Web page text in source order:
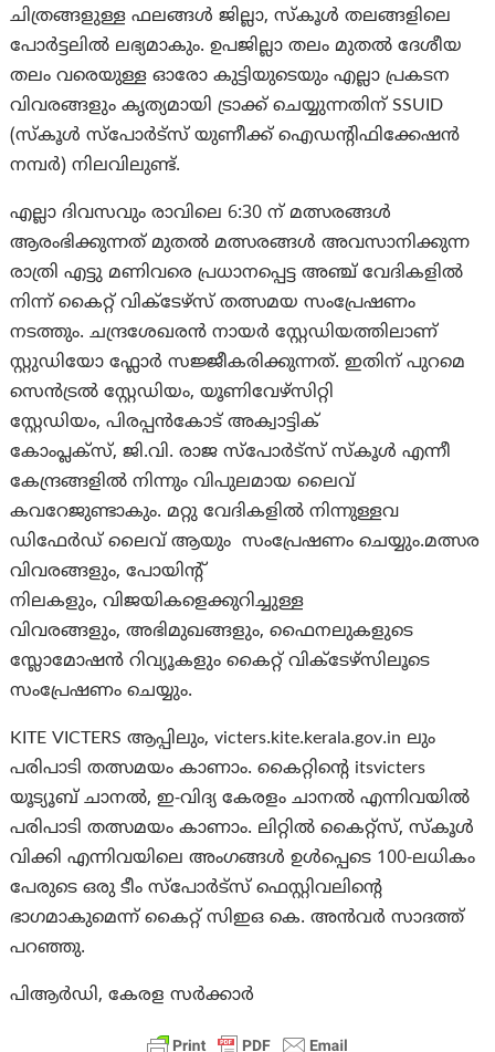
ചിത്രങ്ങളുള്ള ഫലങ്ങൾ ജില്ലാ, സ്കൂൾ തലങ്ങളിലെ
പോർട്ടലിൽ ലഭ്യമാകും. ഉപജില്ലാ തലം മുതൽ ദേശീയ
തലം വരെയുള്ള ഓരോ കുട്ടിയുടെയും എല്ലാ പ്രകടന
വിവരങ്ങളും കൃത്യമായി ട്രാക്ക് ചെയ്യുന്നതിന് SSUID
(സ്കൂൾ സ്പോർട്സ് യുണീക്ക് ഐഡന്റിഫിക്കേഷൻ
നമ്പർ) നിലവിലുണ്ട്.
എല്ലാ ദിവസവും രാവിലെ 6:30 ന് മത്സരങ്ങൾ
ആരംഭിക്കുന്നത് മുതൽ മത്സരങ്ങൾ അവസാനിക്കുന്ന
രാത്രി എട്ടു മണിവരെ പ്രധാനപ്പെട്ട അഞ്ച് വേദികളിൽ
നിന്ന് കൈറ്റ് വിക്ടേഴ്സ് തത്സമയ സംപ്രേഷണം
നടത്തും. ചന്ദ്രശേഖരൻ നായർ സ്റ്റേഡിയത്തിലാണ്
സ്റ്റുഡിയോ ഫ്ലോർ സജ്ജീകരിക്കുന്നത്. ഇതിന് പുറമെ
സെൻട്രൽ സ്റ്റേഡിയം, യൂണിവേഴ്‌സിറ്റി
സ്റ്റേഡിയം, പിരപ്പൻകോട് അക്വാട്ടിക്
കോംപ്ലക്‌സ്, ജി.വി. രാജ സ്‌പോർട്‌സ് സ്‌കൂൾ എന്നീ
കേന്ദ്രങ്ങളിൽ നിന്നും വിപുലമായ ലൈവ്
കവറേജുണ്ടാകും. മറ്റു വേദികളിൽ നിന്നുള്ളവ
ഡിഫേർഡ് ലൈവ് ആയും സംപ്രേഷണം ചെയ്യും.മത്സര
വിവരങ്ങളും, പോയിന്റ്
നിലകളും, വിജയികളെക്കുറിച്ചുള്ള
വിവരങ്ങളും, അഭിമുഖങ്ങളും, ഫൈനലുകളുടെ
സ്ലോമോഷൻ റിവ്യൂകളും കൈറ്റ് വിക്ടേഴ്സിലൂടെ
സംപ്രേഷണം ചെയ്യും.
KITE VICTERS ആപ്പിലും, victers.kite.kerala.gov.in ലും
പരിപാടി തത്സമയം കാണാം. കൈറ്റിന്റെ itsvicters
യൂട്യൂബ് ചാനൽ, ഇ-വിദ്യ കേരളം ചാനൽ എന്നിവയിൽ
പരിപാടി തത്സമയം കാണാം. ലിറ്റിൽ കൈറ്റ്‌സ്, സ്കൂൾ
വിക്കി എന്നിവയിലെ അംഗങ്ങൾ ഉൾപ്പെടെ 100-ലധികം
പേരുടെ ഒരു ടീം സ്‌പോർട്‌സ് ഫെസ്റ്റിവലിന്റെ
ഭാഗമാകുമെന്ന് കൈറ്റ് സിഇഒ കെ. അൻവർ സാദത്ത്
പറഞ്ഞു.
പിആര്‍ഡി, കേരള സര്‍ക്കാര്‍